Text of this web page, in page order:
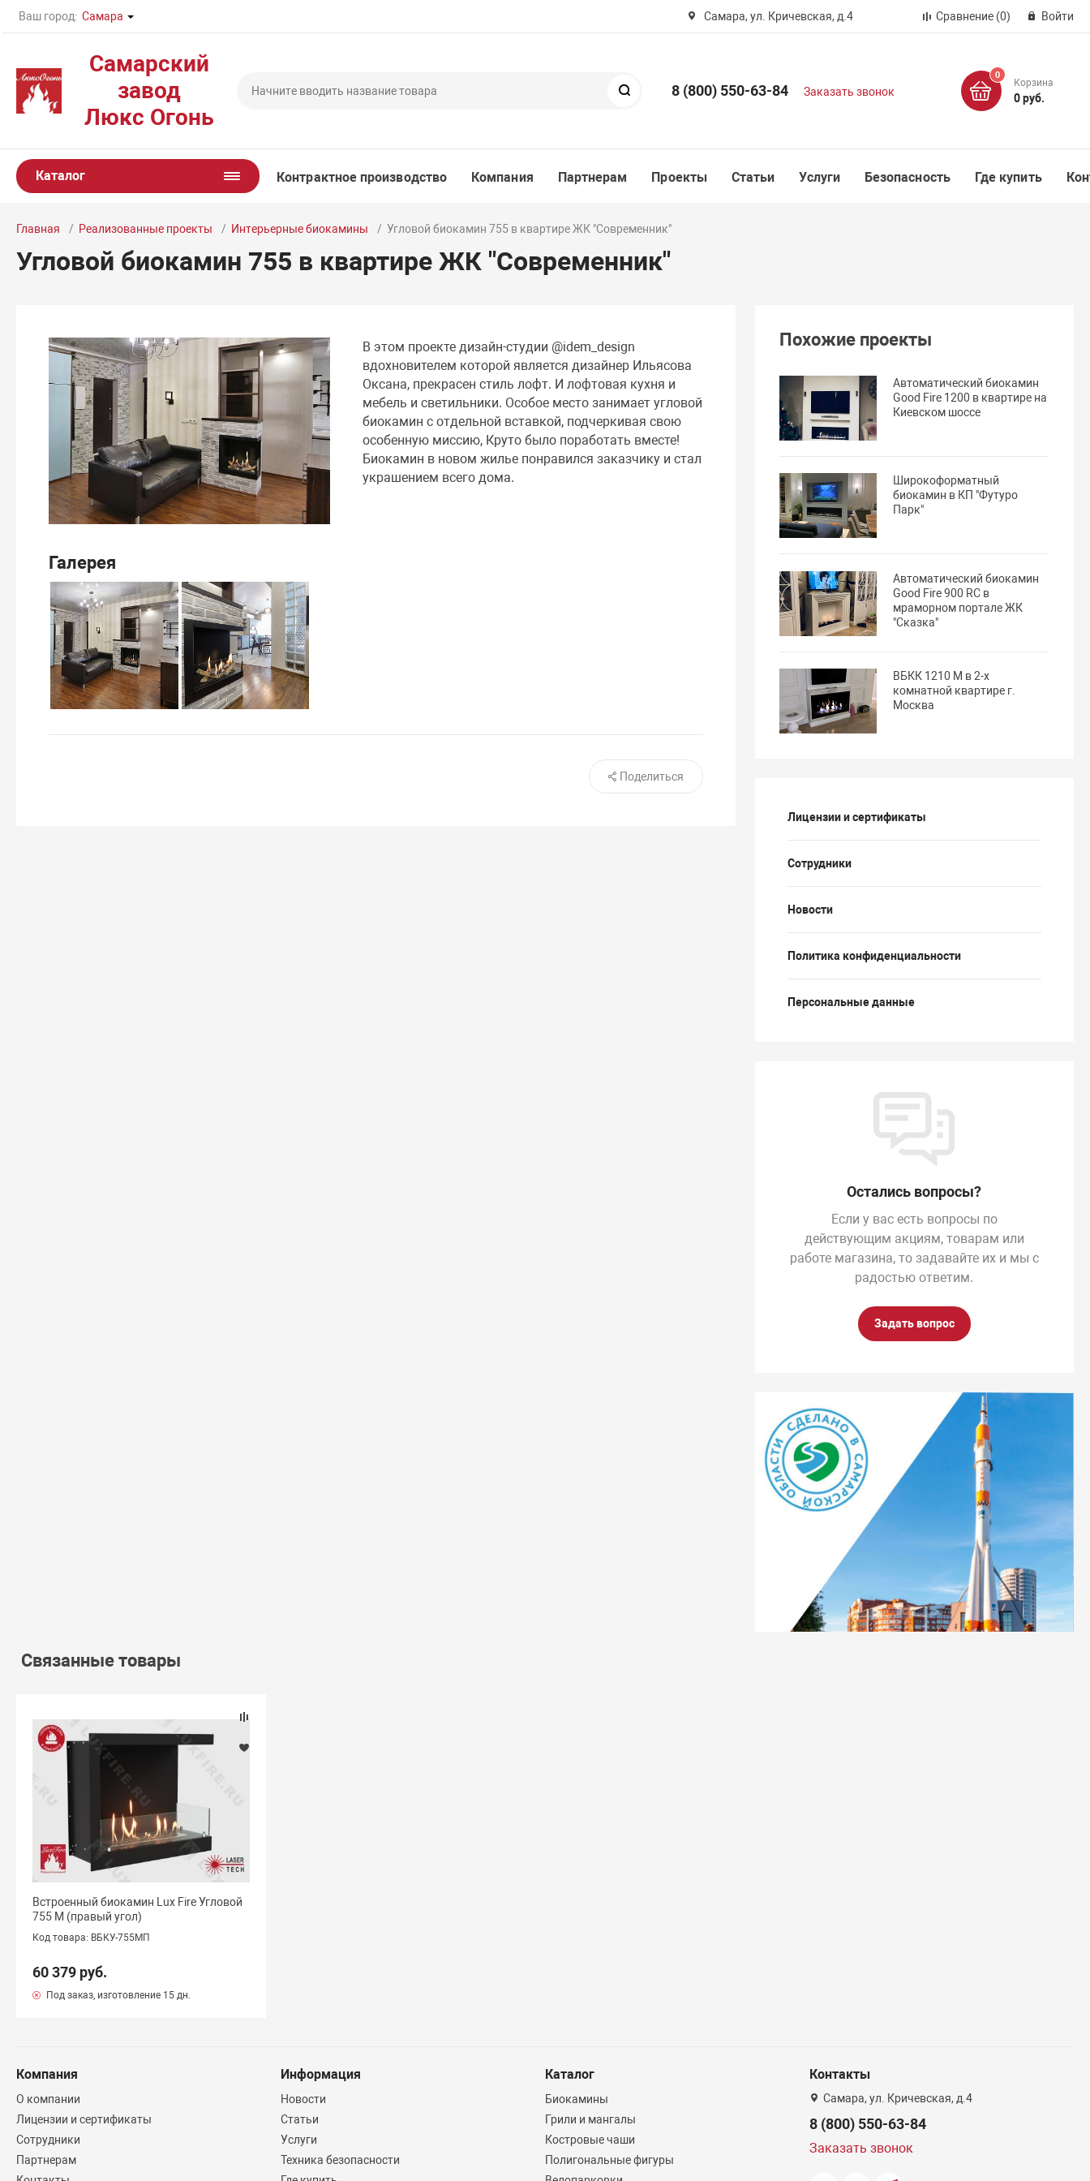
Ваш город: Самара Самара, ул. Кричевская, д.4 Сравнение (0) Войти
Самарский
завод
Люкс Огонь
8 (800) 550-63-84 Заказать звонок
0
Корзина
0 руб.
Каталог Контрактное производство Компания Партнерам Проекты Статьи Услуги Безопасность Где купить
Главная Реализованные проекты Интерьерные биокамины Угловой биокамин 755 в квартире ЖК "Современник"
Угловой биокамин 755 в квартире ЖК "Современник"
В этом проекте дизайн-студии @idem_design
вдохновителем которой является дизайнер Ильясова
Оксана, прекрасен стиль лофт. И лофтовая кухня и
мебель и светильники. Особое место занимает угловой
биокамин с отдельной вставкой, подчеркивая свою
особенную миссию, Круто было поработать вместе!
Биокамин в новом жилье понравился заказчику и стал
украшением всего дома.
Галерея
Поделиться
Похожие проекты
Автоматический биокамин
Good Fire 1200 в квартире на
Киевском шоссе
Широкоформатный
биокамин в КП "Футуро
Парк"
Автоматический биокамин
Good Fire 900 RC в
мраморном портале ЖК
"Сказка"
ВБКК 1210 М в 2-х
комнатной квартире г.
Москва
Лицензии и сертификаты
Сотрудники
Новости
Политика конфиденциальности
Персональные данные
Остались вопросы?
Если у вас есть вопросы по
действующим акциям, товарам или
работе магазина, то задавайте их и мы с
радостью ответим.
Задать вопрос
Связанные товары
Встроенный биокамин Lux Fire Угловой
755 М (правый угол)
Код товара: ВБКУ-755МП
60 379 руб.
Под заказ, изготовление 15 дн.
Компания
О компании
Лицензии и сертификаты
Сотрудники
Партнерам
Информация
Новости
Статьи
Услуги
Техника безопасности
Каталог
Биокамины
Грили и мангалы
Костровые чаши
Полигональные фигуры
Контакты
Самара, ул. Кричевская, д.4
8 (800) 550-63-84
Заказать звонок